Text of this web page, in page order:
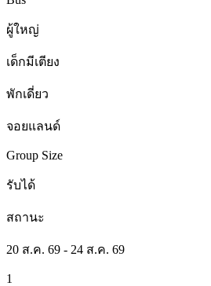
ผู้ใหญ่
เด็กมีเตียง
พักเดี่ยว
จอยแลนด์
Group Size
รับได้
สถานะ
20 ส.ค. 69 - 24 ส.ค. 69
1